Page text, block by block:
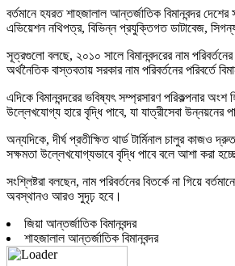
বর্তমানে হযরত শাহজালাল আন্তর্জাতিক বিমানবন্দর
এভিয়েশন নথিপত্র, বিভিন্ন প্রযুক্তিগত ডাটাবেজ,
সূত্রগুলো বলছে, ২০১০ সালে বিমানবন্দরের নাম
অর্থনৈতিক বাস্তবতায় সরকার নাম পরিবর্তনের পরিবর্তে
এদিকে বিমানবন্দরের ভবিষ্যৎ সম্প্রসারণ পরিকল্পনার
উল্লেখযোগ্য হারে বৃদ্ধি পাবে, যা যাত্রীসেবা উন্নয়নের
অন্যদিকে, দীর্ঘ প্রতীক্ষিত থার্ড টার্মিনাল চালুর কাজও
সক্ষমতা উল্লেখযোগ্যভাবে বৃদ্ধি পাবে বলে আশা করা
সংশ্লিষ্টরা বলছেন, নাম পরিবর্তনের বিতর্কে না গিয়ে
অবস্থানও আরও সুদৃঢ় হবে।
জিয়া আন্তর্জাতিক বিমানবন্দর
শাহজালাল আন্তর্জাতিক বিমানবন্দর